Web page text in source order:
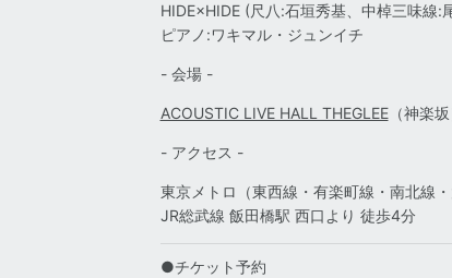
HIDE×HIDE (尺八:石垣秀基、中棹三味線:
ピアノ:ワキマル・ジュンイチ
- 会場 -
ACOUSTIC LIVE HALL THEGLEE（神楽坂
- アクセス -
東京メトロ（東西線・有楽町線・南北線
JR総武線 飯田橋駅 西口より 徒歩4分
●チケット予約